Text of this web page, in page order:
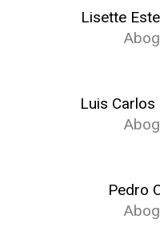
Lisette
Luis
Pedro